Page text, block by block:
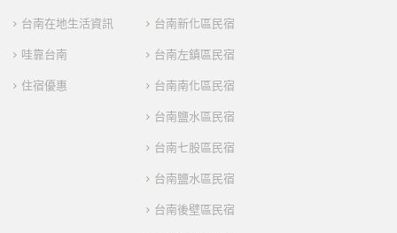
台南在地生活資訊
哇靠台南
住宿優惠
台南新化區民宿
台南左鎮區民宿
台南南化區民宿
台南鹽水區民宿
台南七股區民宿
台南鹽水區民宿
台南後壁區民宿